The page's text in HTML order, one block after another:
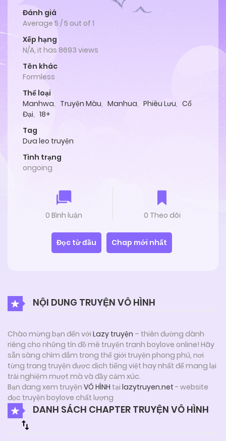
Đánh giá
Average 5 /5 out of 1
Xếp hạng
N/A, it has 8693 views
Tên khác
Formless
Thể loại
Manhwa, Truyện Màu, Manhua, Phiêu Lưu, Cổ
Đại, 18+
Tag
Dưa leo truyện
Tình trạng
ongoing
0 Bình luận 0 Theo dõi
Đọc từ đầu Chap mới nhất
NỘI DUNG TRUYỆN VÔ HÌNH
Chào mừng bạn đến với Lazy truyện – thiên đường dành
riêng cho những tín đồ mê truyện tranh boylove online! Hãy
sẵn sàng chìm đắm trong thế giới truyện phong phú, nơi
từng trang truyện được dịch tiếng việt hay nhất để mang lại
trải nghiệm mượt mà và đầy cảm xúc.
Bạn đang xem truyện VÔ HÌNH tại lazytruyen.net - website
đọc truyện boylove chất lượng
DANH SÁCH CHAPTER TRUYỆN VÔ HÌNH